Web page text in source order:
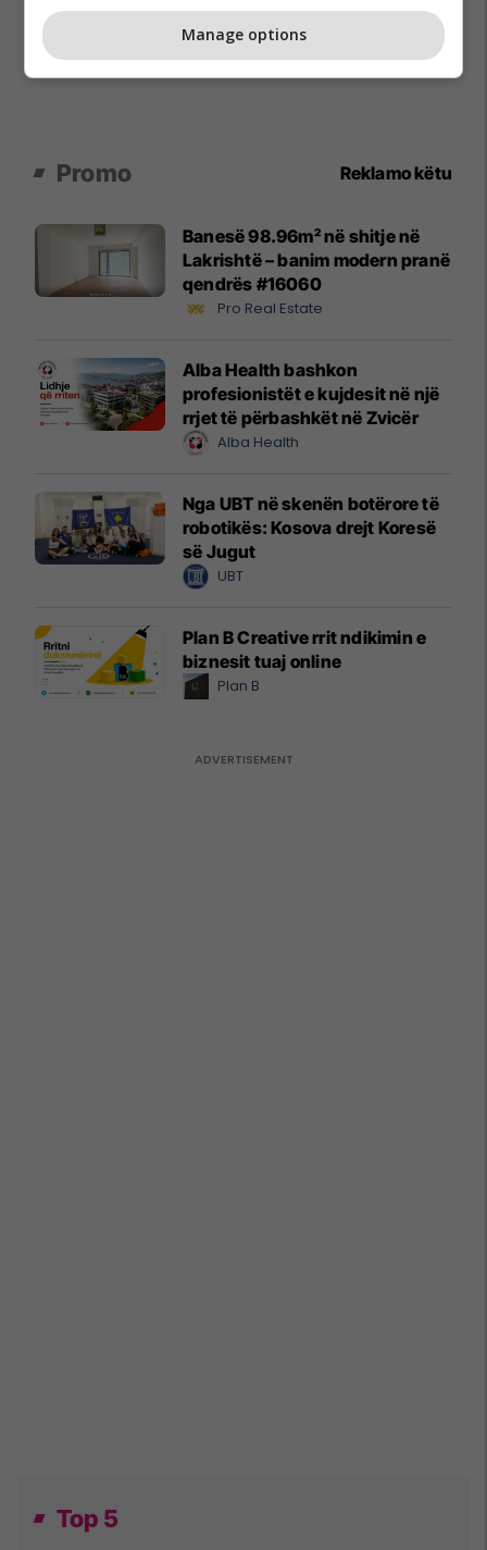
Promo Reklamo këtu
Banesë 98.96m² në shitje në
Lakrishtë – banim modern pranë
qendrës #16060
Pro Real Estate
Alba Health bashkon
profesionistët e kujdesit në një
rrjet të përbashkët në Zvicër
Alba Health
Nga UBT në skenën botërore të
robotikës: Kosova drejt Koresë
së Jugut
UBT
Plan B Creative rrit ndikimin e
biznesit tuaj online
Plan B
Top 5
Manage options